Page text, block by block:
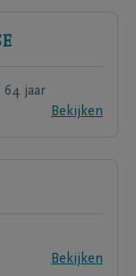
64 jaar
Bekijken
Bekijken